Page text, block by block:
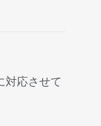
対応させて